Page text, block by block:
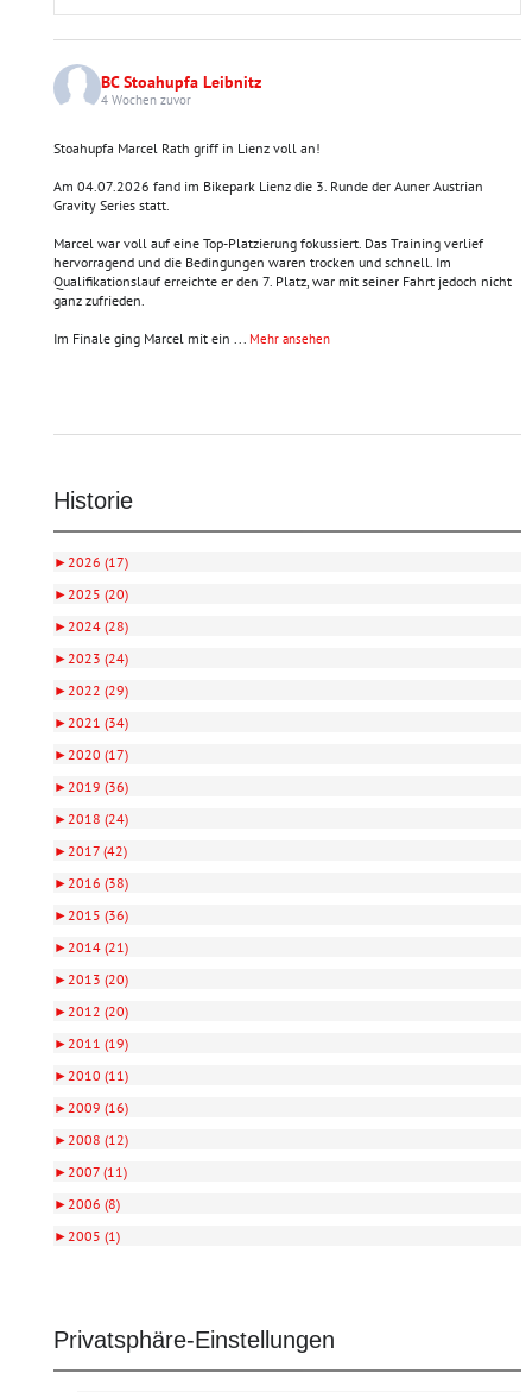
BC Stoahupfa Leibnitz
4 Wochen zuvor
Stoahupfa Marcel Rath griff in Lienz voll an!
Am 04.07.2026 fand im Bikepark Lienz die 3. Runde der Auner Austrian
Gravity Series statt.
Marcel war voll auf eine Top-Platzierung fokussiert. Das Training verlief
hervorragend und die Bedingungen waren trocken und schnell. Im
Qualifikationslauf erreichte er den 7. Platz, war mit seiner Fahrt jedoch nicht
ganz zufrieden.
Im Finale ging Marcel mit ein ... Mehr ansehen
Historie
► 2026 (17)
► 2025 (20)
► 2024 (28)
► 2023 (24)
► 2022 (29)
► 2021 (34)
► 2020 (17)
► 2019 (36)
► 2018 (24)
► 2017 (42)
► 2016 (38)
► 2015 (36)
► 2014 (21)
► 2013 (20)
► 2012 (20)
► 2011 (19)
► 2010 (11)
► 2009 (16)
► 2008 (12)
► 2007 (11)
► 2006 (8)
► 2005 (1)
Privatsphäre-Einstellungen